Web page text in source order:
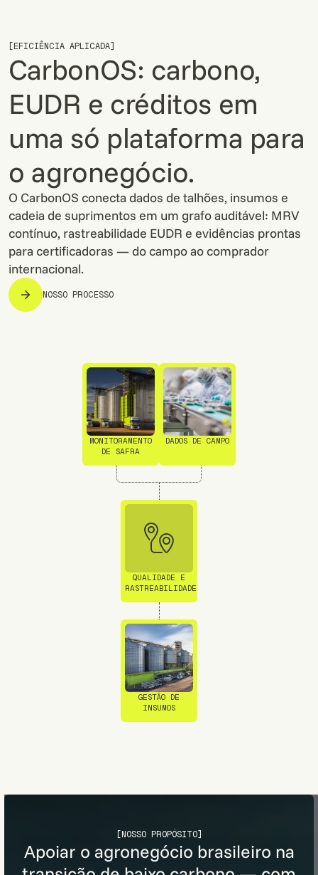
[EFICIÊNCIA APLICADA]
CarbonOS: carbono,
EUDR e créditos em
uma só plataforma para
o agronegócio.
O CarbonOS conecta dados de talhões, insumos e
cadeia de suprimentos em um grafo auditável: MRV
contínuo, rastreabilidade EUDR e evidências prontas
para certificadoras — do campo ao comprador
internacional.
NOSSO PROCESSO
MONITORAMENTO
DE SAFRA
DADOS DE CAMPO
QUALIDADE E
RASTREABILIDADE
GESTÃO DE
INSUMOS
[NOSSO PROPÓSITO]
Apoiar o agronegócio brasileiro na